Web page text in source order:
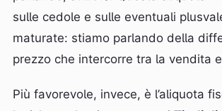
sulle cedole e sulle eventuali
maturate: stiamo parlando della
prezzo che intercorre tra la vendita e
Più favorevole, invece, è l’aliquota